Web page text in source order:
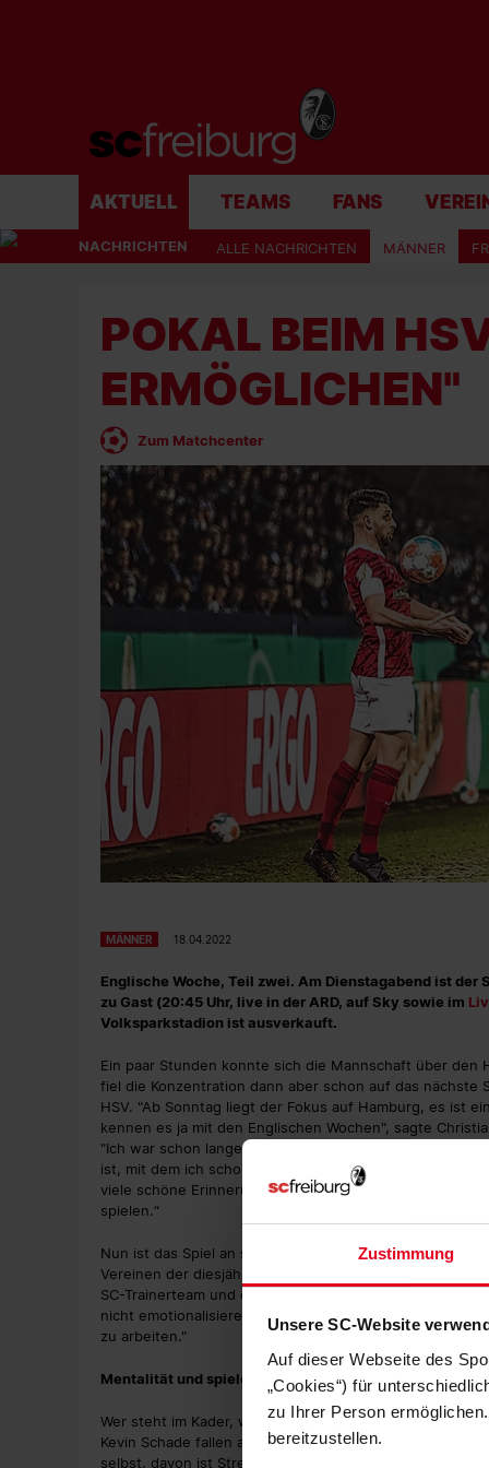
Zustimmung
Unsere SC-Website
Auf dieser Webseite des
„Cookies“) für
zu Ihrer Person
bereitzustellen.
AKTUELL TEAMS FANS VEREIN
NACHRICHTEN ALLE NACHRICHTEN MÄNNER
POKAL BEIM
ERMÖGLICHEN"
Zum Matchcenter
MÄNNER 18.04.2022
Englische Woche, Teil zwei. Am Dienstagabend ist
zu Gast (20:45 Uhr, live in der ARD, auf Sky sowie im
Volksparkstadion ist ausverkauft.
Ein paar Stunden konnte sich die Mannschaft über den
fiel die Konzentration dann aber schon auf das nächste
HSV. "Ab Sonntag liegt der Fokus auf Hamburg, es ist
kennen es ja mit den Englischen Wochen", sagte
"Ich war schon lange nicht mehr in Hamburg, habe
ist, mit dem ich schon seit meiner Kindheit viel
viele schöne Erinnerungen habe an Spiele gegen den
spielen.“
Nun ist das Spiel an sich schon besonders. Immerhin
Vereinen der diesjährigen Pokalsaison. Klar, dass das
SC-Trainerteam und die Mannschaft dorthin kommen
nicht emotionalisieren, das ist nicht gut für den Kopf.
zu arbeiten."
Mentalität und spielerische Qualität
Wer steht im Kader, wer in der Startelf? Darüber muss
Kevin Schade fallen aus, auch Manuel Gulde, der
selbst, davon ist Streich überzeugt, wird "untereinander